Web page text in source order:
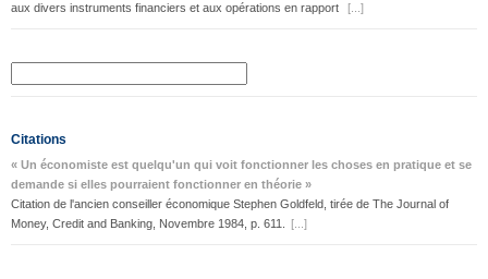
aux divers instruments financiers et aux opérations en rapport
[...]
Citations
« Un économiste est quelqu'un qui voit fonctionner les choses en pratique et se
demande si elles pourraient fonctionner en théorie »
Citation de l'ancien conseiller économique Stephen Goldfeld, tirée de The Journal of
Money, Credit and Banking, Novembre 1984, p. 611.
[...]